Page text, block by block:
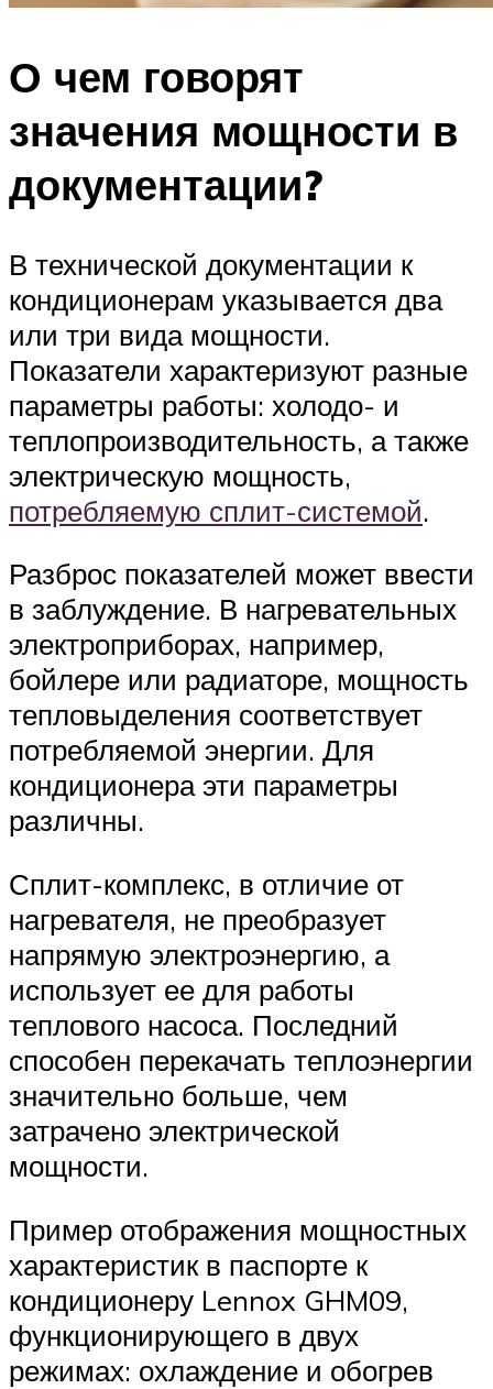
О чем говорят
значения мощности в
документации?
В технической документации к
кондиционерам указывается два
или три вида мощности.
Показатели характеризуют разные
параметры работы: холодо- и
теплопроизводительность, а также
электрическую мощность,
потребляемую сплит-системой.
Разброс показателей может ввести
в заблуждение. В нагревательных
электроприборах, например,
бойлере или радиаторе, мощность
тепловыделения соответствует
потребляемой энергии. Для
кондиционера эти параметры
различны.
Сплит-комплекс, в отличие от
нагревателя, не преобразует
напрямую электроэнергию, а
использует ее для работы
теплового насоса. Последний
способен перекачать теплоэнергии
значительно больше, чем
затрачено электрической
мощности.
Пример отображения мощностных
характеристик в паспорте к
кондиционеру Lennox GHM09,
функционирующего в двух
режимах: охлаждение и обогрев